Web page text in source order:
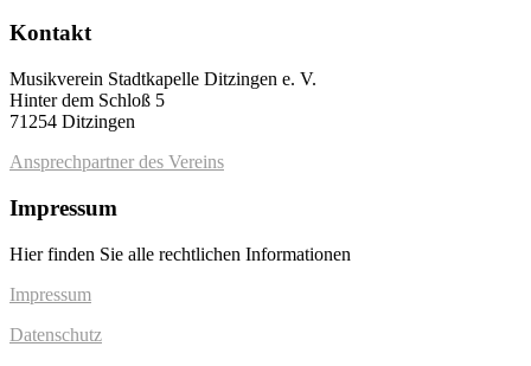
Kontakt
Musikverein Stadtkapelle Ditzingen e. V.
Hinter dem Schloß 5
71254 Ditzingen
Ansprechpartner des Vereins
Impressum
Hier finden Sie alle rechtlichen Informationen
Impressum
Datenschutz